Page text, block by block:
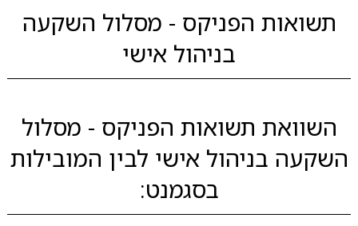
תשואות הפניקס - מסלול השקעה
בניהול אישי
השוואת תשואות הפניקס - מסלול
השקעה בניהול אישי לבין המובילות
בסגמנט: